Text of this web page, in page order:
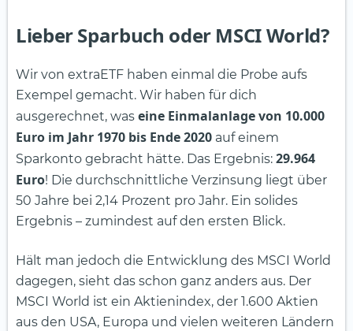
Lieber Sparbuch oder MSCI World?
Wir von extraETF haben einmal die Probe aufs
Exempel gemacht. Wir haben für dich
ausgerechnet, was eine Einmalanlage von 10.000
Euro im Jahr 1970 bis Ende 2020 auf einem
Sparkonto gebracht hätte. Das Ergebnis: 29.964
Euro! Die durchschnittliche Verzinsung liegt über
50 Jahre bei 2,14 Prozent pro Jahr. Ein solides
Ergebnis – zumindest auf den ersten Blick.
Hält man jedoch die Entwicklung des MSCI World
dagegen, sieht das schon ganz anders aus. Der
MSCI World ist ein Aktienindex, der 1.600 Aktien
aus den USA, Europa und vielen weiteren Ländern